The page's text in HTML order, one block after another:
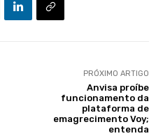
PRÓXIMO ARTIGO
Anvisa proíbe
funcionamento da
plataforma de
emagrecimento Voy;
entenda